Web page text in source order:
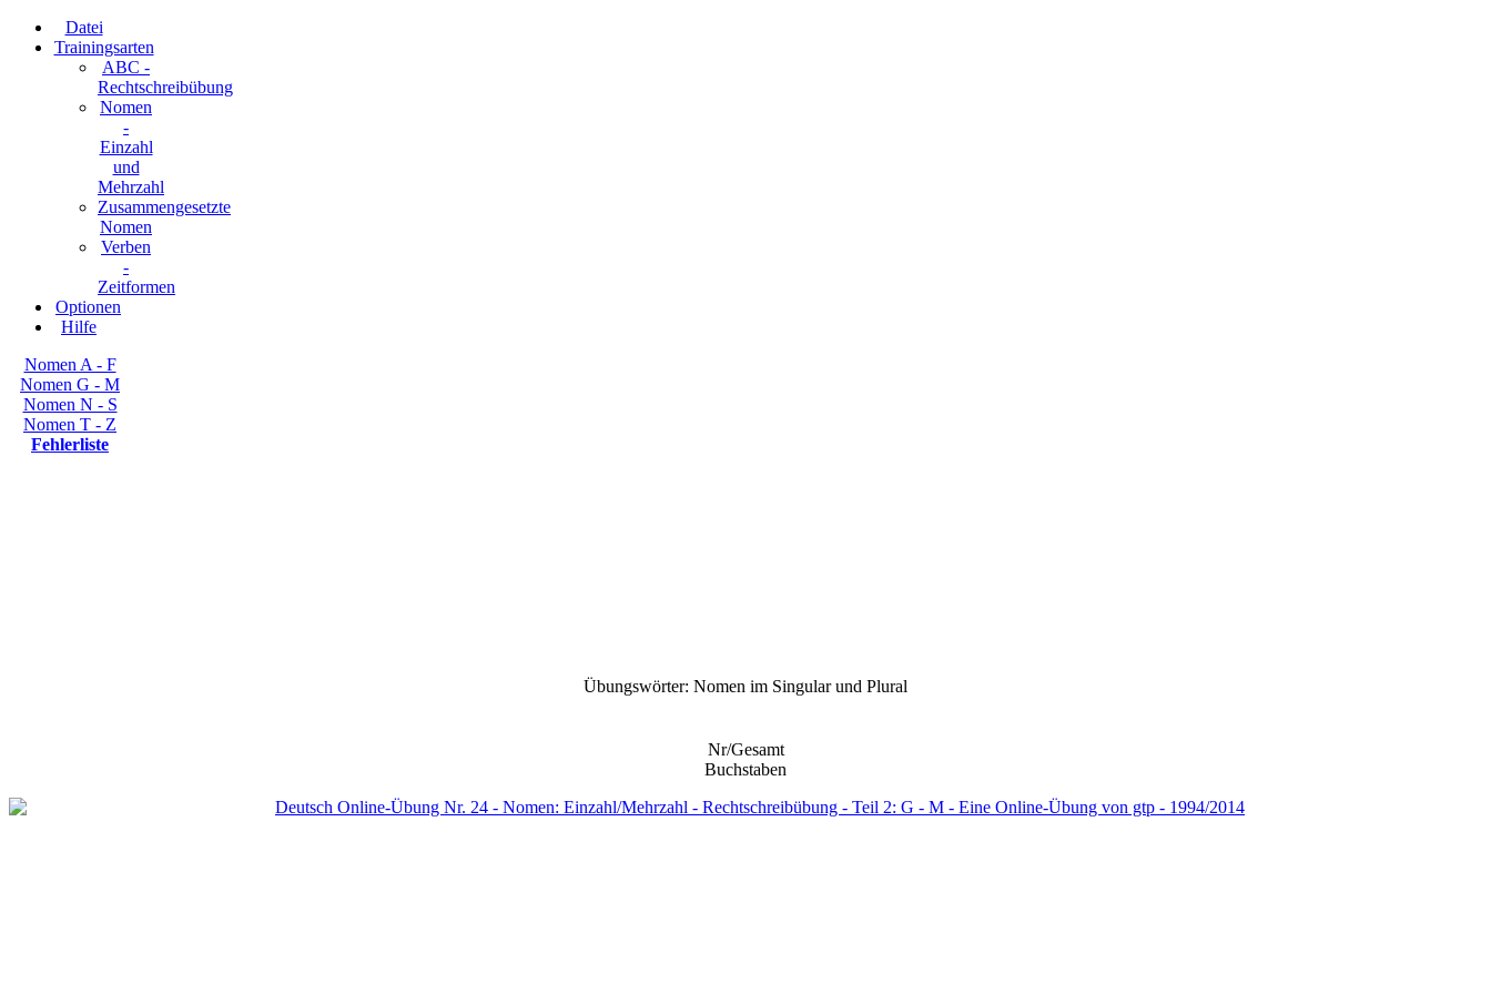
Datei
Trainingsarten
ABC -
Rechtschreibübung
Nomen
-
Einzahl
und
Mehrzahl
Zusammengesetzte
Nomen
Verben
-
Zeitformen
Optionen
Hilfe
Nomen A - F
Nomen G - M
Nomen N - S
Nomen T - Z
Fehlerliste
Übungswörter: Nomen im Singular und Plural
Nr/Gesamt
Buchstaben
Deutsch Online-Übung Nr. 24 - Nomen: Einzahl/Mehrzahl - Rechtschreibübung - Teil 2: G - M - Eine Online-Übung von gtp - 1994/2014